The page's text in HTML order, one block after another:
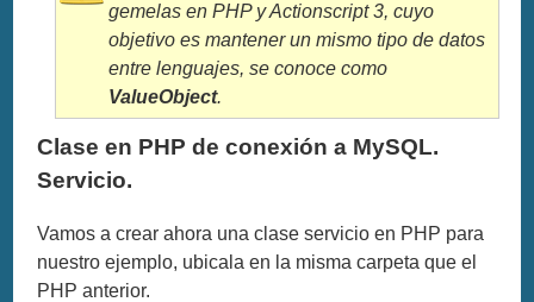
gemelas en PHP y Actionscript 3, cuyo
objetivo es mantener un mismo tipo de datos
entre lenguajes, se conoce como
ValueObject.
Clase en PHP de conexión a MySQL.
Servicio.
Vamos a crear ahora una clase servicio en PHP para
nuestro ejemplo, ubicala en la misma carpeta que el
PHP anterior.